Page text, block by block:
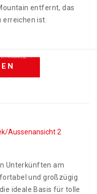
entfernt, das
ist.
Unterkünften am
und großzügig
ideale Basis für tolle